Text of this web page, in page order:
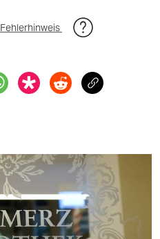
Fehlerhinweis